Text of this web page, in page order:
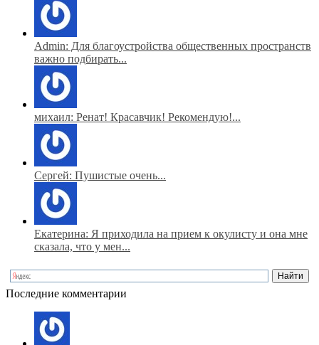
Admin: Для благоустройства общественных пространств
важно подбирать...
михаил: Ренат! Красавчик! Рекомендую!...
Сергей: Пушистые очень...
Екатерина: Я приходила на прием к окулисту и она мне
сказала, что у мен...
Последние комментарии